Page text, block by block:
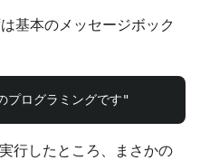
基本のメッセージボック
行したところ、まさかの